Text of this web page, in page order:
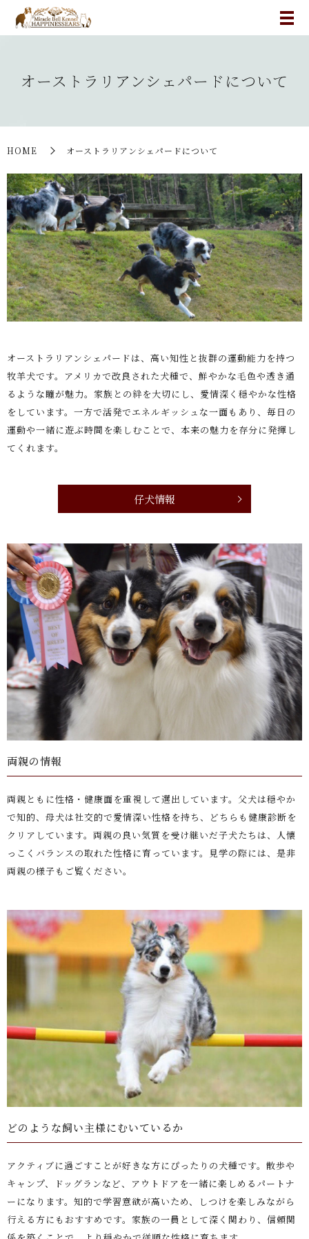
オーストラリアンシェパードについて
HOME オーストラリアンシェパードについて
オーストラリアンシェパードは、高い知性と抜群の運動能力を持つ
牧羊犬です。アメリカで改良された犬種で、鮮やかな毛色や透き通
るような瞳が魅力。家族との絆を大切にし、愛情深く穏やかな性格
をしています。一方で活発でエネルギッシュな一面もあり、毎日の
運動や一緒に遊ぶ時間を楽しむことで、本来の魅力を存分に発揮し
てくれます。
仔犬情報
両親の情報
両親ともに性格・健康面を重視して選出しています。父犬は穏やか
で知的、母犬は社交的で愛情深い性格を持ち、どちらも健康診断を
クリアしています。両親の良い気質を受け継いだ子犬たちは、人懐
っこくバランスの取れた性格に育っています。見学の際には、是非
両親の様子もご覧ください。
どのような飼い主様にむいているか
アクティブに過ごすことが好きな方にぴったりの犬種です。散歩や
キャンプ、ドッグランなど、アウトドアを一緒に楽しめるパートナ
ーになります。知的で学習意欲が高いため、しつけを楽しみながら
行える方にもおすすめです。家族の一員として深く関わり、信頼関